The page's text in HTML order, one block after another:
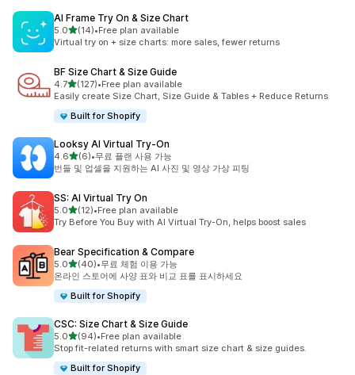
AI Frame Try On & Size Chart
5.0별 5개 중
(14)
총 리뷰 14개
•Free plan available
Virtual try on + size charts: more sales, fewer returns
BF Size Chart & Size Guide
4.7별 5개 중
(127)
총 리뷰 127개
•Free plan available
Easily create Size Chart, Size Guide & Tables + Reduce Returns
Built for Shopify
Looksy AI Virtual Try‑On
4.6별 5개 중
(6)
총 리뷰 6개
•무료 플랜 사용 가능
번들 및 업셀을 지원하는 AI 사진 및 영상 가상 피팅
SS: AI Virtual Try On
5.0별 5개 중
(12)
총 리뷰 12개
•Free plan available
Try Before You Buy with AI Virtual Try-On, helps boost sales
Bear Specification & Compare
5.0별 5개 중
(40)
총 리뷰 40개
•무료 체험 이용 가능
온라인 스토어에 사양 표와 비교 표를 표시하세요
Built for Shopify
CSC: Size Chart & Size Guide
5.0별 5개 중
(94)
총 리뷰 94개
•Free plan available
Stop fit-related returns with smart size chart & size guides.
Built for Shopify